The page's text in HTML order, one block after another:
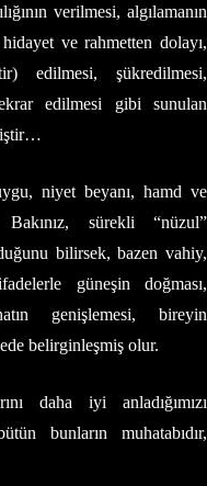
verilmesi, algılamanın
ve rahmetten dolayı,
edilmesi, şükredilmesi,
edilmesi gibi sunulan
niyet beyanı, hamd ve
sürekli “nüzul”
bilirsek, bazen vahiy,
güneşin doğması,
genişlemesi, bireyin
belirginleşmiş olur.
daha iyi anladığımızı
bunların muhatabıdır,